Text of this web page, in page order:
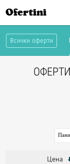
Ofertini
Всички оферти
Цена